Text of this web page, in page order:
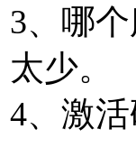
3、哪
太少。
4、激